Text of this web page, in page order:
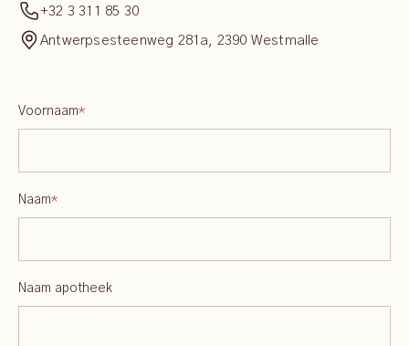
+32 3 311 85 30
Antwerpsesteenweg 281a, 2390 Westmalle
Voornaam*
Naam*
Naam apotheek